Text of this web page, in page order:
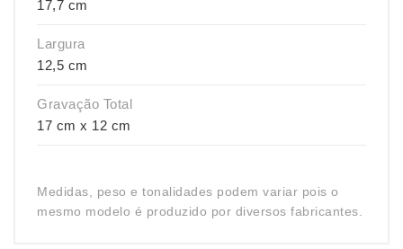
17,7 cm
Largura
12,5 cm
Gravação Total
17 cm x 12 cm
Medidas, peso e tonalidades podem variar pois o
mesmo modelo é produzido por diversos fabricantes.